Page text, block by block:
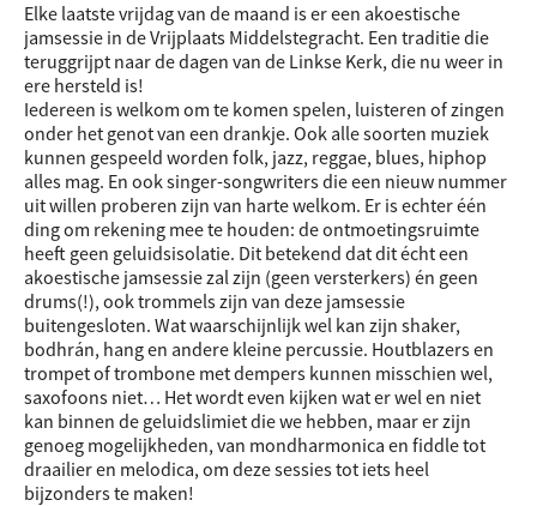
Elke laatste vrijdag van de maand is er een akoestische
jamsessie in de Vrijplaats Middelstegracht. Een traditie die
teruggrijpt naar de dagen van de Linkse Kerk, die nu weer in
ere hersteld is!
Iedereen is welkom om te komen spelen, luisteren of zingen
onder het genot van een drankje. Ook alle soorten muziek
kunnen gespeeld worden folk, jazz, reggae, blues, hiphop
alles mag. En ook singer-songwriters die een nieuw nummer
uit willen proberen zijn van harte welkom. Er is echter één
ding om rekening mee te houden: de ontmoetingsruimte
heeft geen geluidsisolatie. Dit betekend dat dit écht een
akoestische jamsessie zal zijn (geen versterkers) én geen
drums(!), ook trommels zijn van deze jamsessie
buitengesloten. Wat waarschijnlijk wel kan zijn shaker,
bodhrán, hang en andere kleine percussie. Houtblazers en
trompet of trombone met dempers kunnen misschien wel,
saxofoons niet… Het wordt even kijken wat er wel en niet
kan binnen de geluidslimiet die we hebben, maar er zijn
genoeg mogelijkheden, van mondharmonica en fiddle tot
draailier en melodica, om deze sessies tot iets heel
bijzonders te maken!